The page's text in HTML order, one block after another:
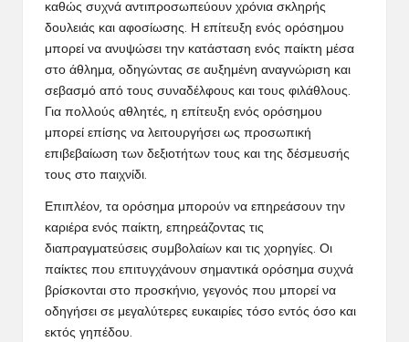
καθώς συχνά αντιπροσωπεύουν χρόνια σκληρής
δουλειάς και αφοσίωσης. Η επίτευξη ενός ορόσημου
μπορεί να ανυψώσει την κατάσταση ενός παίκτη μέσα
στο άθλημα, οδηγώντας σε αυξημένη αναγνώριση και
σεβασμό από τους συναδέλφους και τους φιλάθλους.
Για πολλούς αθλητές, η επίτευξη ενός ορόσημου
μπορεί επίσης να λειτουργήσει ως προσωπική
επιβεβαίωση των δεξιοτήτων τους και της δέσμευσής
τους στο παιχνίδι.
Επιπλέον, τα ορόσημα μπορούν να επηρεάσουν την
καριέρα ενός παίκτη, επηρεάζοντας τις
διαπραγματεύσεις συμβολαίων και τις χορηγίες. Οι
παίκτες που επιτυγχάνουν σημαντικά ορόσημα συχνά
βρίσκονται στο προσκήνιο, γεγονός που μπορεί να
οδηγήσει σε μεγαλύτερες ευκαιρίες τόσο εντός όσο και
εκτός γηπέδου.